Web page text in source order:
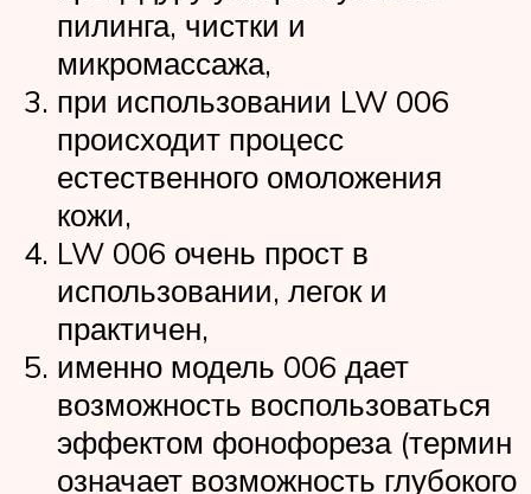
пилинга, чистки и
микромассажа,
при использовании LW 006
происходит процесс
естественного омоложения
кожи,
LW 006 очень прост в
использовании, легок и
практичен,
именно модель 006 дает
возможность воспользоваться
эффектом фонофореза (термин
означает возможность глубокого